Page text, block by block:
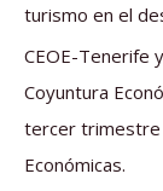
turismo en el
CEOE-Tenerife
Coyuntura
tercer trimestre
Económicas.